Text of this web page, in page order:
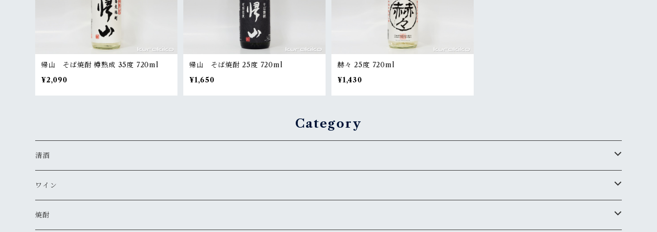
帰山 そば焼酎 樽熟成 35度 720ml
¥2,090
帰山 そば焼酎 25度 720ml
¥1,650
赫々 25度 720ml
¥1,430
Category
清酒
MIYASAKA
真澄
ワイン
ドメーヌ・コーセイ
焼酎